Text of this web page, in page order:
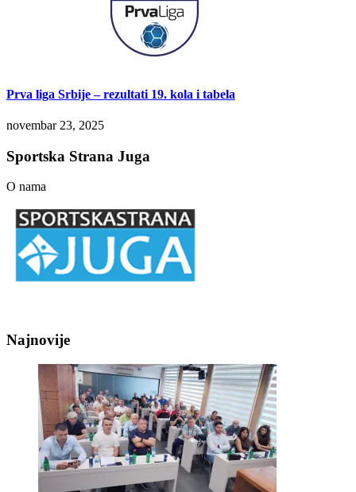
Prva liga Srbije – rezultati 19. kola i tabela
novembar 23, 2025
Sportska Strana Juga
O nama
Najnovije